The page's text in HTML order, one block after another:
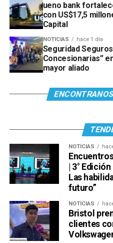
ueno bank
con US$17,5
Capital
NOTICIAS hace 1 día
Seguridad
Concesionarias”
mayor aliado
NOTICIAS
| 3°
Las
futuro”
NOTICIAS
Bristol
clientes